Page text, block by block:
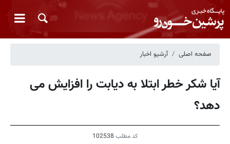
صفحه اصلی آرشیو اخبار
آیا شکر خطر ابتلا به دیابت را افزایش می
دهد؟
کد مطلب 102538